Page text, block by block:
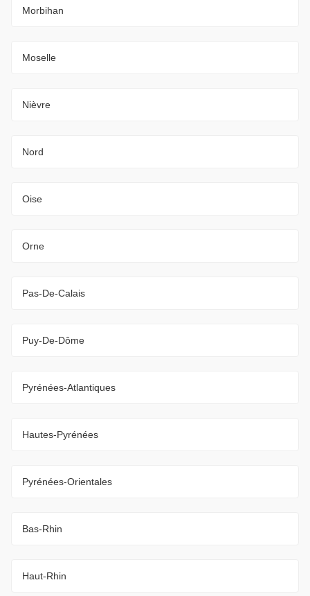
Morbihan
Moselle
Nièvre
Nord
Oise
Orne
Pas-De-Calais
Puy-De-Dôme
Pyrénées-Atlantiques
Hautes-Pyrénées
Pyrénées-Orientales
Bas-Rhin
Haut-Rhin